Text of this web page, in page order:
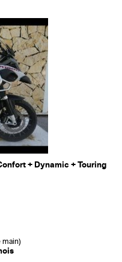
+ Dynamic + Touring
main)